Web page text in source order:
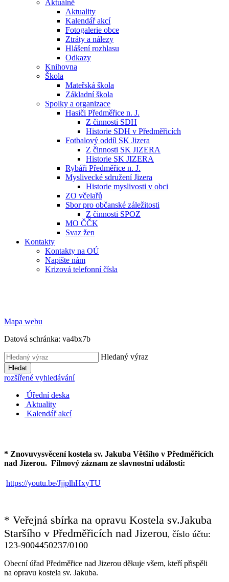
Aktuálně
Aktuality
Kalendář akcí
Fotogalerie obce
Ztráty a nálezy
Hlášení rozhlasu
Odkazy
Knihovna
Škola
Mateřská škola
Základní škola
Spolky a organizace
Hasiči Předměřice n. J.
Z činnosti SDH
Historie SDH v Předměřicích
Fotbalový oddíl SK Jizera
Z činnosti SK JIZERA
Historie SK JIZERA
Rybáři Předměřice n. J.
Myslivecké sdružení Jizera
Historie myslivosti v obci
ZO včelařů
Sbor pro občanské záležitosti
Z činnosti SPOZ
MO ČČK
Svaz žen
Kontakty
Kontakty na OÚ
Napište nám
Krizová telefonní čísla
Mapa webu
Datová schránka: va4bx7b
Hledaný výraz
Hledat
rozšířené vyhledávání
Úřední deska
Aktuality
Kalendář akcí
* Znovuvysvěcení kostela sv. Jakuba Většího v Předměřicích
nad Jizerou. Filmový záznam ze slavnostní události:
https://youtu.be/JjjplhHxyTU
* Veřejná sbírka na opravu Kostela sv.Jakuba
Staršího v Předměřicích nad Jizerou, číslo účtu:
123-9004450237/0100
Obecní úřad Předměřice nad Jizerou děkuje všem, kteří přispěli
na opravu kostela sv. Jakuba.